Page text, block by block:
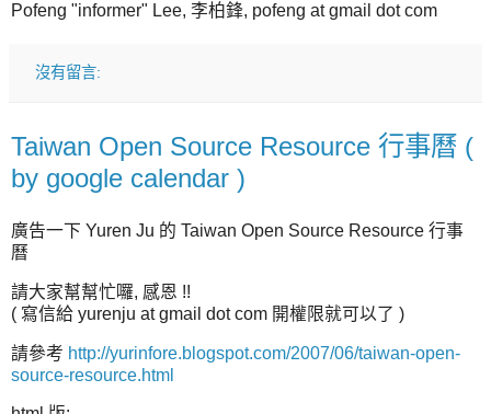
Pofeng "informer" Lee, 李柏鋒, pofeng at gmail dot com
沒有留言:
Taiwan Open Source Resource 行事曆 (
by google calendar )
廣告一下 Yuren Ju 的 Taiwan Open Source Resource 行事
曆
請大家幫幫忙囉, 感恩 !!
( 寫信給 yurenju at gmail dot com 開權限就可以了 )
請參考 http://yurinfore.blogspot.com/2007/06/taiwan-open-
source-resource.html